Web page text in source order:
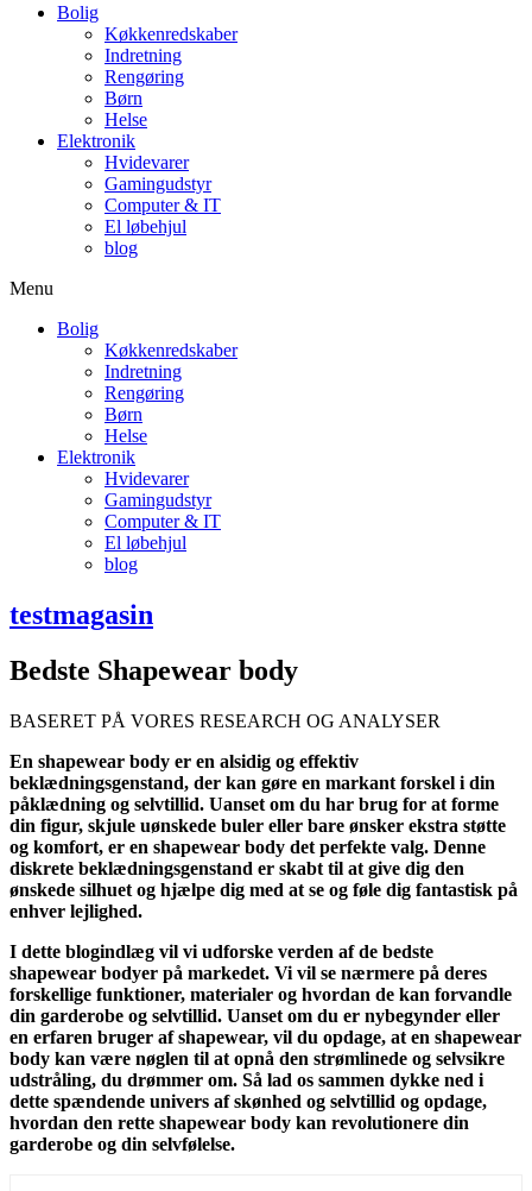
Bolig
Køkkenredskaber
Indretning
Rengøring
Børn
Helse
Elektronik
Hvidevarer
Gamingudstyr
Computer & IT
El løbehjul
blog
Menu
Bolig
Køkkenredskaber
Indretning
Rengøring
Børn
Helse
Elektronik
Hvidevarer
Gamingudstyr
Computer & IT
El løbehjul
blog
testmagasin
Bedste Shapewear body
BASERET PÅ VORES RESEARCH OG ANALYSER
En shapewear body er en alsidig og effektiv
beklædningsgenstand, der kan gøre en markant forskel i din
påklædning og selvtillid. Uanset om du har brug for at forme
din figur, skjule uønskede buler eller bare ønsker ekstra støtte
og komfort, er en shapewear body det perfekte valg. Denne
diskrete beklædningsgenstand er skabt til at give dig den
ønskede silhuet og hjælpe dig med at se og føle dig fantastisk på
enhver lejlighed.
I dette blogindlæg vil vi udforske verden af de bedste
shapewear bodyer på markedet. Vi vil se nærmere på deres
forskellige funktioner, materialer og hvordan de kan forvandle
din garderobe og selvtillid. Uanset om du er nybegynder eller
en erfaren bruger af shapewear, vil du opdage, at en shapewear
body kan være nøglen til at opnå den strømlinede og selvsikre
udstråling, du drømmer om. Så lad os sammen dykke ned i
dette spændende univers af skønhed og selvtillid og opdage,
hvordan den rette shapewear body kan revolutionere din
garderobe og din selvfølelse.